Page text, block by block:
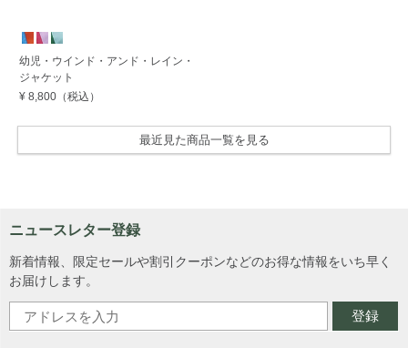
幼児・ウインド・アンド・レイン・
ジャケット
¥ 8,800（税込）
最近見た商品一覧を見る
ニュースレター登録
新着情報、限定セールや割引クーポンなどのお得な情報をいち早く
お届けします。
登録